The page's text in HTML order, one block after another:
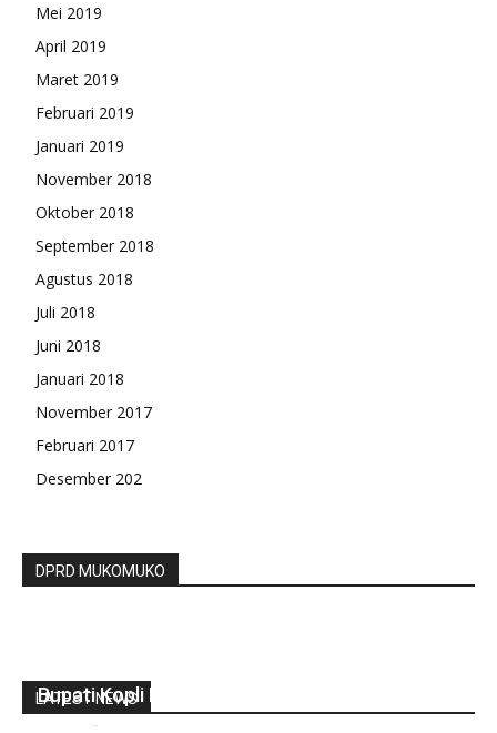
Mei 2019
April 2019
Maret 2019
Februari 2019
Januari 2019
November 2018
Oktober 2018
September 2018
Agustus 2018
Juli 2018
Juni 2018
Januari 2018
November 2017
Februari 2017
Desember 202
DPRD MUKOMUKO
LATEST NEWS
Bupati Kopli Hadiri Panen Raya
-